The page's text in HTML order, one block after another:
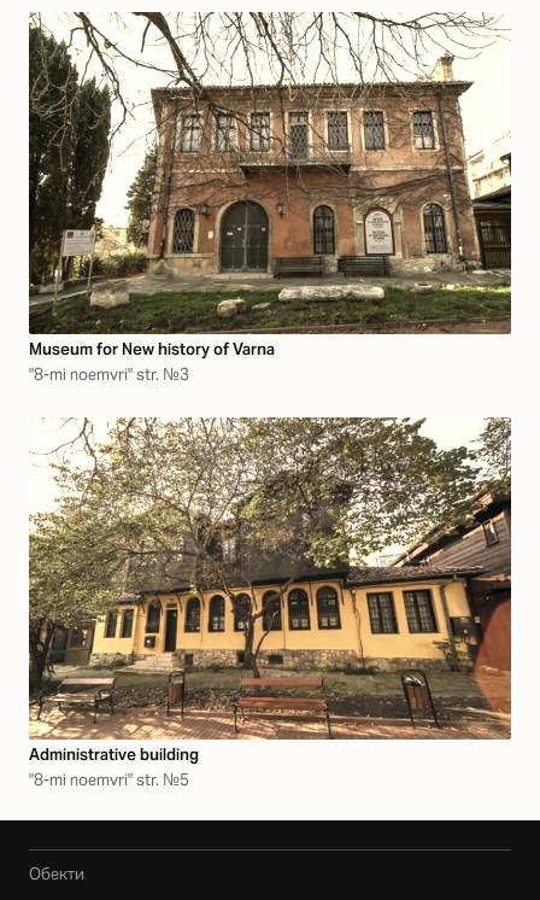
Museum for New history of Varna
"8-mi noemvri" str. №3
Аdministrative building
"8-mi noemvri" str. №5
Обекти